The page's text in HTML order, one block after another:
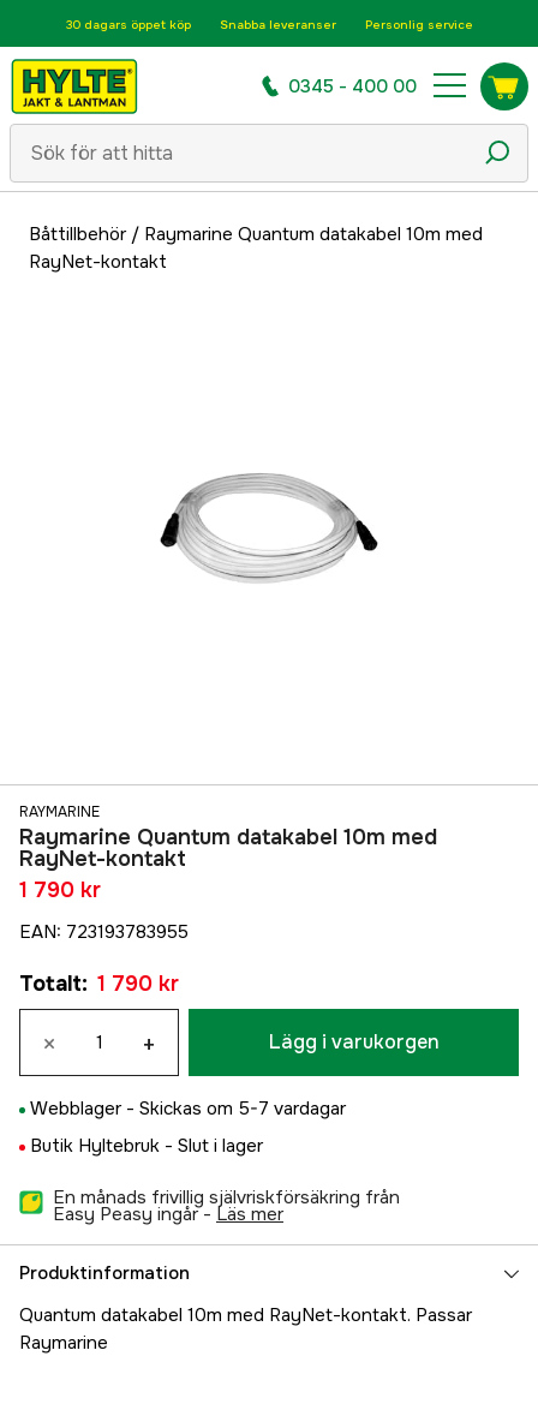
30 dagars öppet köp Snabba leveranser Personlig service
0345 - 400 00
Båttillbehör/ Raymarine Quantum datakabel 10m med
RayNet-kontakt
RAYMARINE
Raymarine Quantum datakabel 10m med
RayNet-kontakt
1 790 kr
EAN: 723193783955
Totalt: 1 790 kr
× + Lägg i varukorgen
Webblager - Skickas om 5-7 vardagar
Butik Hyltebruk - Slut i lager
En månads frivillig självriskförsäkring från
Easy Peasy ingår - läs mer
Produktinformation
Quantum datakabel 10m med RayNet-kontakt. Passar
Raymarine